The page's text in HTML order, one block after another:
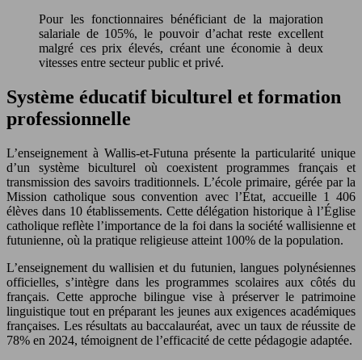
Pour les fonctionnaires bénéficiant de la majoration
salariale de 105%, le pouvoir d’achat reste excellent
malgré ces prix élevés, créant une économie à deux
vitesses entre secteur public et privé.
Système éducatif biculturel et formation
professionnelle
L’enseignement à Wallis-et-Futuna présente la particularité unique
d’un système biculturel où coexistent programmes français et
transmission des savoirs traditionnels. L’école primaire, gérée par la
Mission catholique sous convention avec l’État, accueille 1 406
élèves dans 10 établissements. Cette délégation historique à l’Église
catholique reflète l’importance de la foi dans la société wallisienne et
futunienne, où la pratique religieuse atteint 100% de la population.
L’enseignement du wallisien et du futunien, langues polynésiennes
officielles, s’intègre dans les programmes scolaires aux côtés du
français. Cette approche bilingue vise à préserver le patrimoine
linguistique tout en préparant les jeunes aux exigences académiques
françaises. Les résultats au baccalauréat, avec un taux de réussite de
78% en 2024, témoignent de l’efficacité de cette pédagogie adaptée.